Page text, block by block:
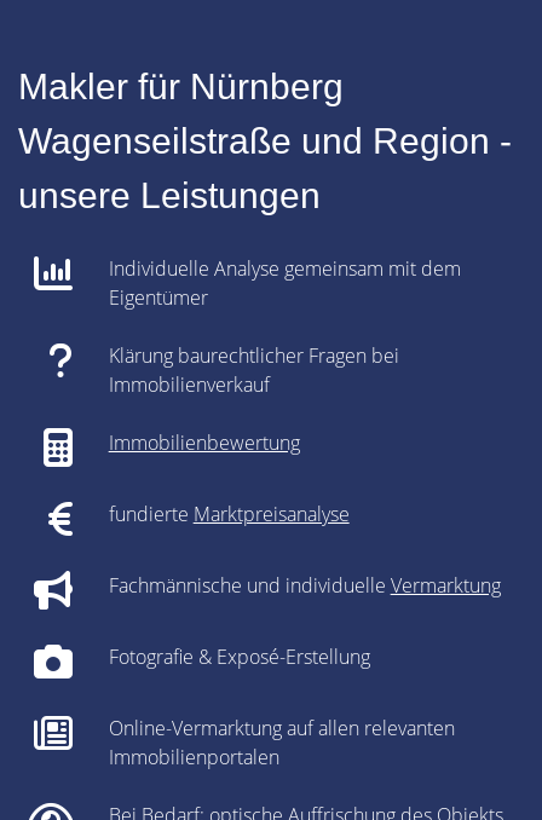
Makler für Nürnberg
Wagenseilstraße und Region -
unsere Leistungen
Individuelle Analyse gemeinsam mit dem
Eigentümer
Klärung baurechtlicher Fragen bei
Immobilienverkauf
Immobilienbewertung
fundierte Marktpreisanalyse
Fachmännische und individuelle Vermarktung
Fotografie & Exposé-Erstellung
Online-Vermarktung auf allen relevanten
Immobilienportalen